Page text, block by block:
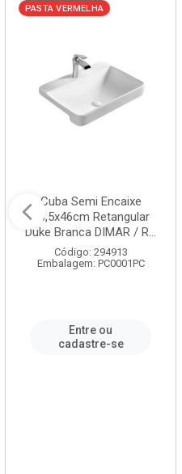
PASTA VERMELHA
Cuba Semi Encaixe
58,5x46cm Retangular
Duke Branca DIMAR / R...
Código: 294913
Embalagem: PC0001PC
Entre ou
cadastre-se